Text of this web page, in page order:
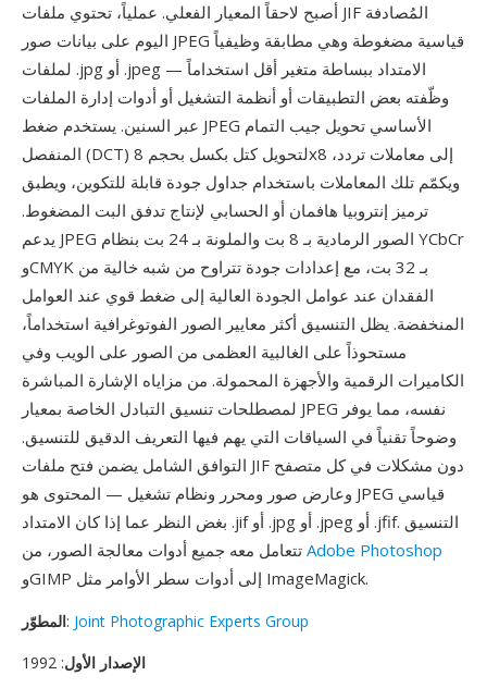
أصبح لاحقاً المعيار الفعلي. عملياً، تحتوي ملفات JIF المُصادفة
اليوم على بيانات صور JPEG قياسية مضغوطة وهي مطابقة وظيفياً
لملفات .jpg أو .jpeg — الامتداد ببساطة متغير أقل استخداماً
وظّفته بعض التطبيقات أو أنظمة التشغيل أو أدوات إدارة الملفات
عبر السنين. يستخدم ضغط JPEG الأساسي تحويل جيب التمام
المنفصل (DCT) لتحويل كتل بكسل بحجم 8x8 إلى معاملات تردد،
ويكمّم تلك المعاملات باستخدام جداول جودة قابلة للتكوين، ويطبق
ترميز إنتروبيا هافمان أو الحسابي لإنتاج تدفق البت المضغوط.
يدعم JPEG الصور الرمادية بـ 8 بت والملونة بـ 24 بت بنظام YCbCr
وCMYK بـ 32 بت، مع إعدادات جودة تتراوح من شبه خالية من
الفقدان عند عوامل الجودة العالية إلى ضغط قوي عند العوامل
المنخفضة. يظل التنسيق أكثر معايير الصور الفوتوغرافية استخداماً،
مستحوذاً على الغالبية العظمى من الصور على الويب وفي
الكاميرات الرقمية والأجهزة المحمولة. من مزاياه الإشارة المباشرة
لمصطلحات تنسيق التبادل الخاصة بمعيار JPEG نفسه، مما يوفر
وضوحاً تقنياً في السياقات التي يهم فيها التعريف الدقيق للتنسيق.
التوافق الشامل يضمن فتح ملفات JIF دون مشكلات في كل متصفح
وعارض صور ومحرر ونظام تشغيل — المحتوى هو JPEG قياسي
بغض النظر عما إذا كان الامتداد .jif أو .jpg أو .jpeg أو .jfif. التنسيق
Adobe Photoshop
وGIMP إلى أدوات سطر الأوامر مثل ImageMagick.
المطوّر: Joint Photographic Experts Group
الإصدار الأول: 1992